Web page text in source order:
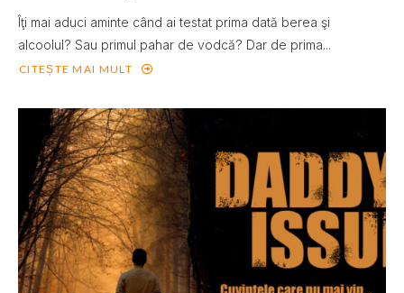
Îţi mai aduci aminte când ai testat prima dată berea şi
alcoolul? Sau primul pahar de vodcă? Dar de prima...
CITEȘTE MAI MULT